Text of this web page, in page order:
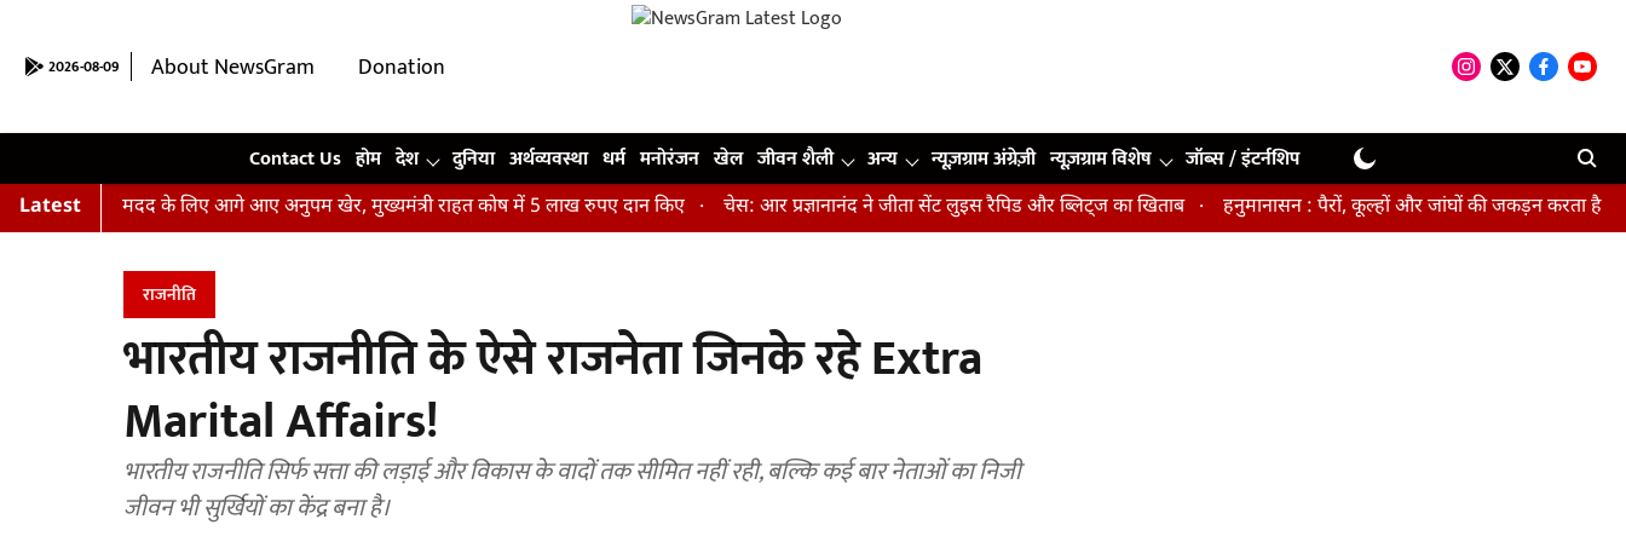
2026-08-09 About NewsGram
Donation
Contact Us होम देश दुनिया अर्थव्यवस्था धर्म मनोरंजन खेल जीवन शैली अन्य न्यूज़ग्राम अंग्रेज़ी न्यूज़ग्राम विशेष जॉब्स / इंटर्नशिप
Latestकी मदद के लिए आगे आए अनुपम खेर, मुख्यमंत्री राहत कोष में 5 लाख रुपए दान किए चेस: आर प्रज्ञानानंद ने जीता सेंट लुइस रैपिड और ब्लिट्ज का खिताब हनुमानासन : पैरों, कूल्हों और जांघों की जकड़न करता है दूर,
राजनीति
भारतीय राजनीति के ऐसे राजनेता जिनके रहे Extra
Marital Affairs!
भारतीय राजनीति सिर्फ सत्ता की लड़ाई और विकास के वादों तक सीमित नहीं रही, बल्कि कई बार नेताओं का निजी
जीवन भी सुर्खियों का केंद्र बना है।